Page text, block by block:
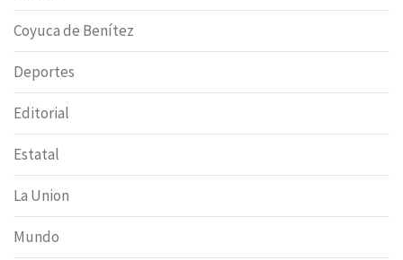
Coyuca de Benítez
Deportes
Editorial
Estatal
La Union
Mundo